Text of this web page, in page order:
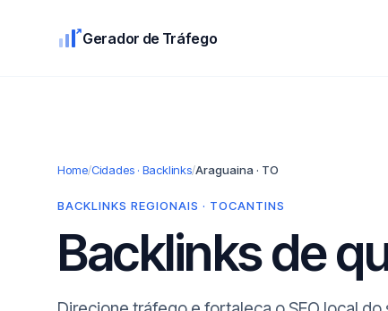
Gerador de Tráfego
Home/Cidades · Backlinks/Araguaina · TO
BACKLINKS REGIONAIS · TOCANTINS
Backlinks de